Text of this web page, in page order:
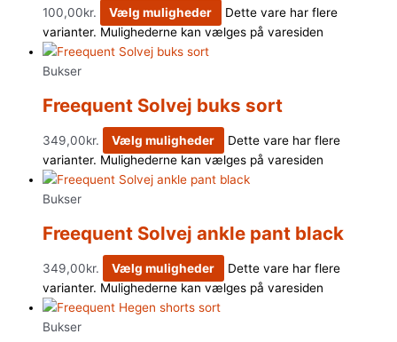
100,00kr. Vælg muligheder
Dette vare har flere
varianter. Mulighederne kan vælges på varesiden
Bukser
Freequent Solvej buks sort
349,00kr. Vælg muligheder
Dette vare har flere
varianter. Mulighederne kan vælges på varesiden
Bukser
Freequent Solvej ankle pant black
349,00kr. Vælg muligheder
Dette vare har flere
varianter. Mulighederne kan vælges på varesiden
Bukser